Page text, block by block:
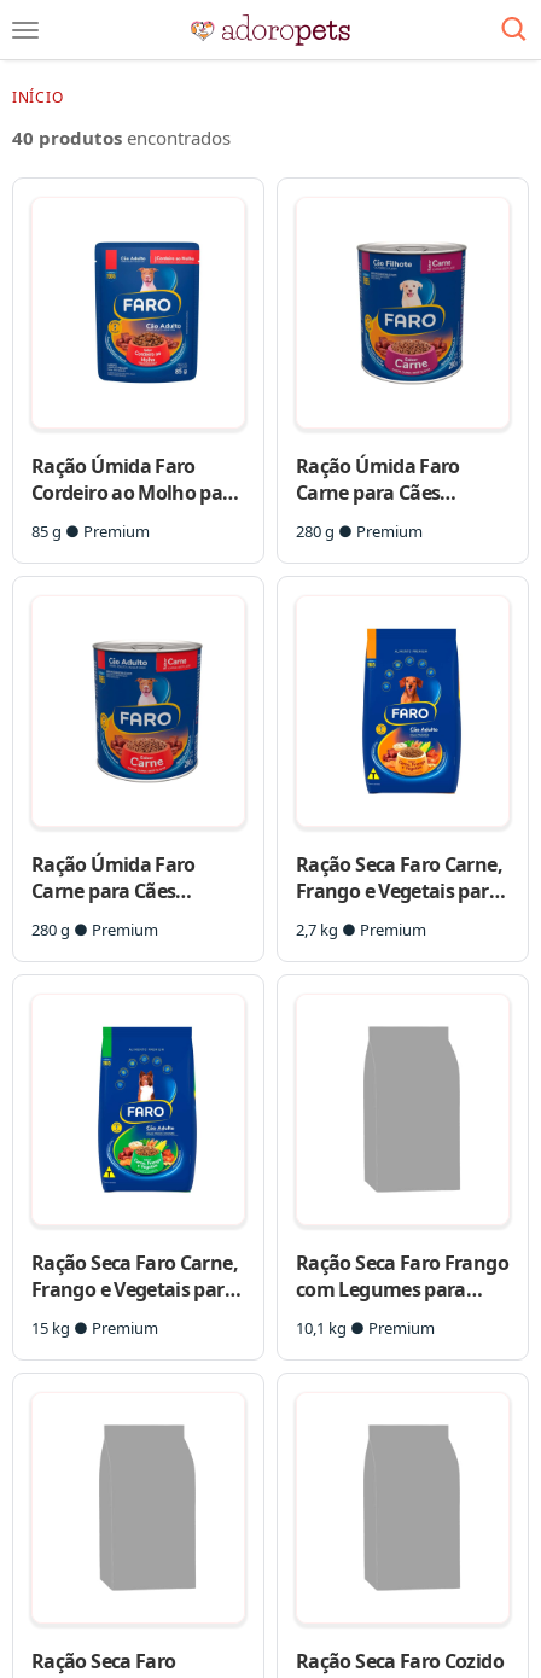
INÍCIO
40 produtos encontrados
Ração Úmida Faro
Cordeiro ao Molho para
Cães Adultos
85 g ● Premium
Ração Úmida Faro
Carne para Cães
Filhotes
280 g ● Premium
Ração Úmida Faro
Carne para Cães
Adultos
280 g ● Premium
Ração Seca Faro Carne,
Frango e Vegetais para
Cães Adultos Porte
Pequeno
2,7 kg ● Premium
Ração Seca Faro Carne,
Frango e Vegetais para
Cães Adultos Porte
Médio e Grande
15 kg ● Premium
Ração Seca Faro Frango
com Legumes para
Cães Adultos Raças
Pequenas
10,1 kg ● Premium
Ração Seca Faro
Ração Seca Faro Cozido